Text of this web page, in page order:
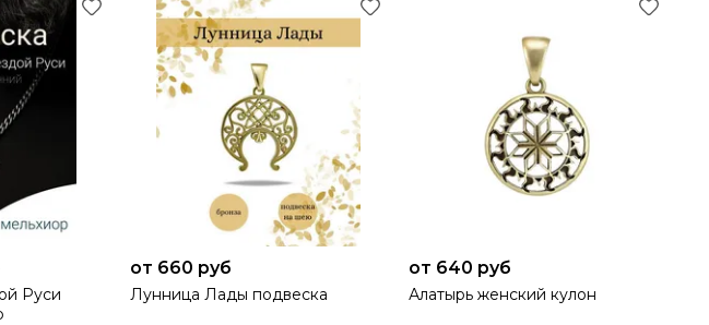
Руси
от 660 руб
Лунница Лады подвеска
от 640 руб
Алатырь женский кулон